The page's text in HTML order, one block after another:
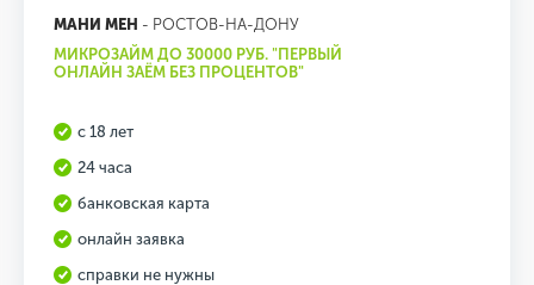
МАНИ МЕН - РОСТОВ-НА-ДОНУ
МИКРОЗАЙМ ДО 30000 РУБ. "ПЕРВЫЙ
ОНЛАЙН ЗАЁМ БЕЗ ПРОЦЕНТОВ"
с 18 лет
24 часа
банковская карта
онлайн заявка
справки не нужны